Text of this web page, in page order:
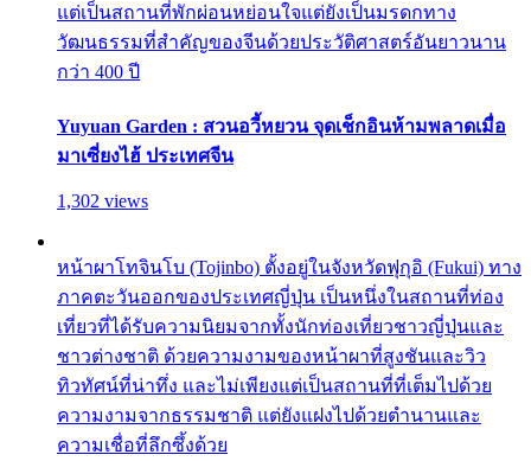
แต่เป็นสถานที่พักผ่อนหย่อนใจแต่ยังเป็นมรดกทาง
วัฒนธรรมที่สำคัญของจีนด้วยประวัติศาสตร์อันยาวนาน
กว่า 400 ปี
Yuyuan Garden : สวนอวี้หยวน จุดเช็กอินห้ามพลาดเมื่อ
มาเซี่ยงไฮ้ ประเทศจีน
1,302 views
หน้าผาโทจินโบ (Tojinbo) ตั้งอยู่ในจังหวัดฟุกุอิ (Fukui) ทาง
ภาคตะวันออกของประเทศญี่ปุ่น เป็นหนึ่งในสถานที่ท่อง
เที่ยวที่ได้รับความนิยมจากทั้งนักท่องเที่ยวชาวญี่ปุ่นและ
ชาวต่างชาติ ด้วยความงามของหน้าผาที่สูงชันและวิว
ทิวทัศน์ที่น่าทึ่ง และไม่เพียงแต่เป็นสถานที่ที่เต็มไปด้วย
ความงามจากธรรมชาติ แต่ยังแฝงไปด้วยตำนานและ
ความเชื่อที่ลึกซึ้งด้วย